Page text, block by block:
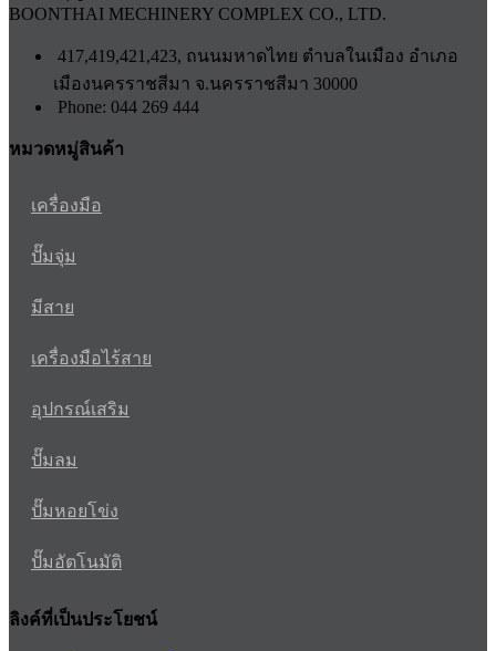
BOONTHAI MECHINERY COMPLEX CO., LTD.
417,419,421,423, ถนนมหาดไทย ตำบลในเมือง อำเภอ
เมืองนครราชสีมา จ.นครราชสีมา 30000
Phone: 044 269 444
หมวดหมู่สินค้า
เครื่องมือ
ปั๊มจุ่ม
มีสาย
เครื่องมือไร้สาย
อุปกรณ์เสริม
ปั๊มลม
ปั๊มหอยโข่ง
ปั๊มอัตโนมัติ
ลิงค์ที่เป็นประโยชน์